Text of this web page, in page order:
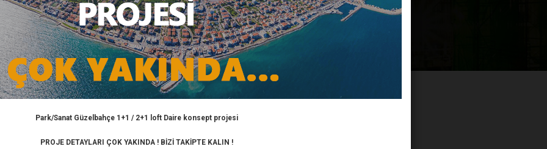
Anasayfa Haber Konut İmar barışı neden yapılmamalı?
Park/Sanat Güzelbahçe 1+1 / 2+1 loft Daire konsept projesi
PROJE DETAYLARI ÇOK YAKINDA ! BİZİ TAKİPTE KALIN !